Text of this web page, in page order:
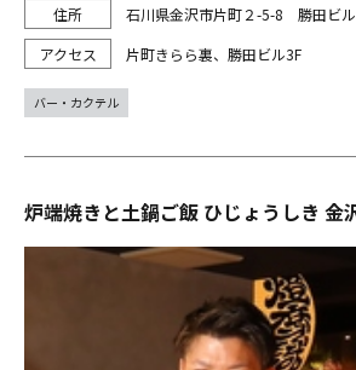
石川県金沢市片町２-5-8 勝田ビ
片町きらら裏、勝田ビル3F
バー・カクテル
炉端焼きと土鍋ご飯 ひじょうしき 金